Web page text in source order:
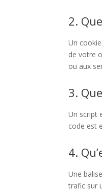
2.
Un
de votre
ou aux
3.
Un script
code est
4.
Une
trafic sur